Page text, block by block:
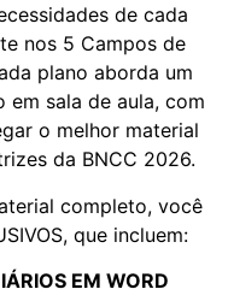
de cada
nos 5 Campos de
plano aborda um
em sala de aula, com
o melhor material
da BNCC 2026.
completo, você
que incluem:
EM WORD